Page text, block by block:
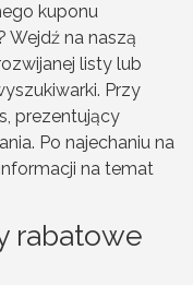
kuponu
Wejdź na naszą
listy lub
Przy
prezentujący
Po najechaniu na
na temat
rabatowe